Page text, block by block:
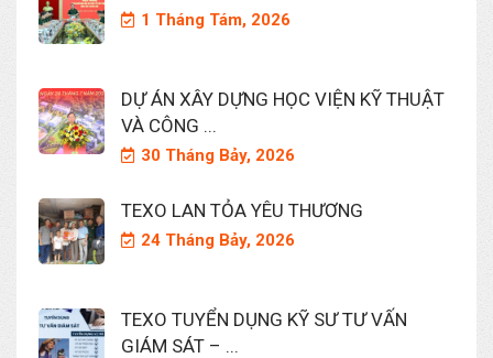
1 Tháng Tám, 2026
DỰ ÁN XÂY DỰNG HỌC VIỆN KỸ THUẬT
VÀ CÔNG ...
30 Tháng Bảy, 2026
TEXO LAN TỎA YÊU THƯƠNG
24 Tháng Bảy, 2026
TEXO TUYỂN DỤNG KỸ SƯ TƯ VẤN
GIÁM SÁT – ...